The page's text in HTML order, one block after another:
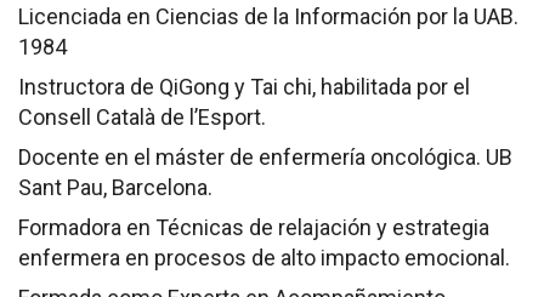
Licenciada en Ciencias de la Información por la UAB.
1984
Instructora de QiGong y Tai chi, habilitada por el
Consell Català de l’Esport.
Docente en el máster de enfermería oncológica. UB
Sant Pau, Barcelona.
Formadora en Técnicas de relajación y estrategia
enfermera en procesos de alto impacto emocional.